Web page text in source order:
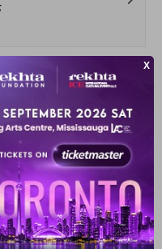
अच्छा लगता है
कैसा लगता है